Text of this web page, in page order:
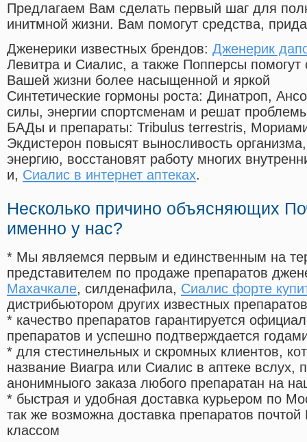
Предлагаем Вам сделать первый шаг для
инитмной жизни. Вам помогут средства,
Дженерики известных брендов: Дженерик
Левитра и Сиалис, а также Попперсы помогут
Вашей жизни более насыщенной и яркой
Синтетические гормоны роста: Динатроп,
силы, энергии спортсменам и решат
БАДы и препараты: Tribulus terrestris,
Экдистерон повысят выносливость
энергию, восстановят работу многих
и, Сиалис в интернет аптеках.
Несколько причино объясняющих
именно у нас?
* Мы являемся первым и единственным на
представителем по продаже препаратов
Махачкале, силденафила, Сиалис форте
дистрибьютором других известных препаратов
* качество препаратов гарантируется
препаратов и успешно подтверждается
* для стестинельных и скромных клиентов,
название Виагра или Сиалис в аптеке вслух,
анонимныого заказа любого препаратан на
* быстрая и удобная доставка курьером по
так же возможна доставка препаратов
классом